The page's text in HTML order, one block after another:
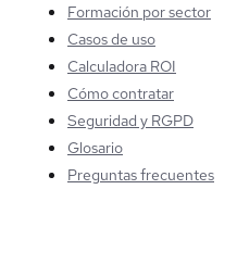
Formación por sector
Casos de uso
Calculadora ROI
Cómo contratar
Seguridad y RGPD
Glosario
Preguntas frecuentes